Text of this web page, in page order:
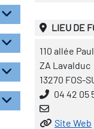
LIEU DE
110 allée
ZA Lavalduc
13270 FOS-
04 42 05
Site Web